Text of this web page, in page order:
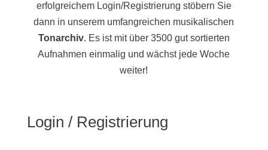
erfolgreichem Login/Registrierung stöbern Sie
dann in unserem umfangreichen musikalischen
Tonarchiv. Es ist mit über 3500 gut sortierten
Aufnahmen einmalig und wächst jede Woche
weiter!
Login / Registrierung